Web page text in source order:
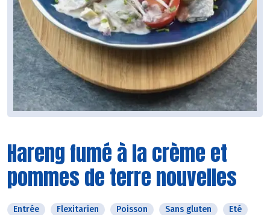
Hareng fumé à la crème et
pommes de terre nouvelles
Entrée Flexitarien Poisson Sans gluten Eté